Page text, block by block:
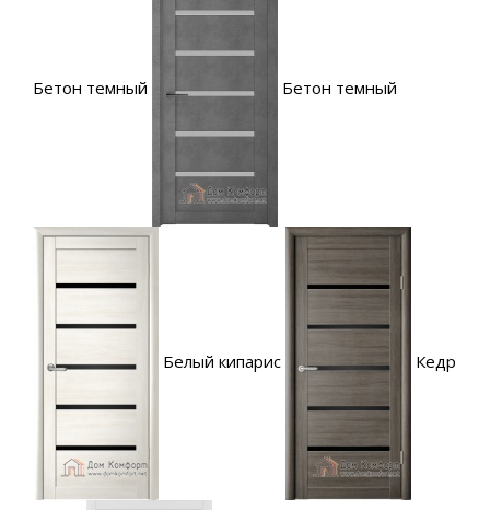
Бетон темный Бетон темный
Белый кипарис Кедр